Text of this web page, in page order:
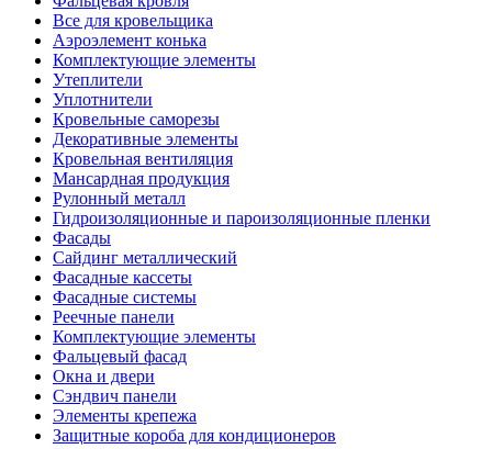
Все для кровельщика
Аэроэлемент конька
Комплектующие элементы
Утеплители
Уплотнители
Кровельные саморезы
Декоративные элементы
Кровельная вентиляция
Мансардная продукция
Рулонный металл
Гидроизоляционные и пароизоляционные пленки
Фасады
Сайдинг металлический
Фасадные кассеты
Фасадные системы
Реечные панели
Комплектующие элементы
Фальцевый фасад
Окна и двери
Сэндвич панели
Элементы крепежа
Защитные короба для кондиционеров